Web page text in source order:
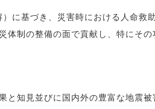
に基づき、災害時における人命救
体制の整備の面で貢献し、特にその
と知見並びに国内外の豊富な地震被